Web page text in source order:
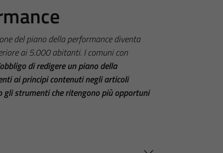
del piano della performance diventa
ai 5.000 abitanti. I comuni con
di redigere un piano della
ai principi contenuti negli articoli
strumenti che ritengono più opportuni